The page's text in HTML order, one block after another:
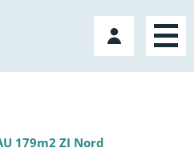
Mon
compte
179m2 ZI Nord